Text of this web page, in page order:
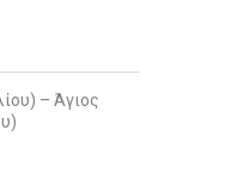
– Άγιος